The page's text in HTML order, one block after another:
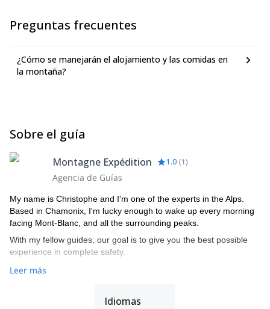
Preguntas frecuentes
¿Cómo se manejarán el alojamiento y las comidas en
la montaña?
Sobre el guía
Montagne Expédition 1.0 (1)
Agencia de Guías
My name is Christophe and I'm one of the experts in the Alps.
Based in Chamonix, I'm lucky enough to wake up every morning
facing Mont-Blanc, and all the surrounding peaks.
With my fellow guides, our goal is to give you the best possible
experience in complete safety.
Leer más
Idiomas